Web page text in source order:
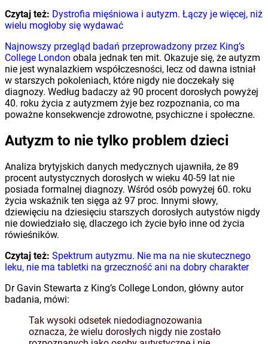
Czytaj też: Dystrofia mięśniowa i autyzm. Łączy je więcej, niż
wielu mogłoby się wydawać
Najnowszy przegląd badań przeprowadzony przez King’s
College London obala jednak ten mit. Okazuje się, że autyzm
nie jest wynalazkiem współczesności, lecz od dawna istniał
w starszych pokoleniach, które nigdy nie doczekały się
diagnozy. Według badaczy aż 90 procent dorosłych powyżej
40. roku życia z autyzmem żyje bez rozpoznania, co ma
poważne konsekwencje zdrowotne, psychiczne i społeczne.
Autyzm to nie tylko problem dzieci
Analiza brytyjskich danych medycznych ujawniła, że 89
procent autystycznych dorosłych w wieku 40-59 lat nie
posiada formalnej diagnozy. Wśród osób powyżej 60. roku
życia wskaźnik ten sięga aż 97 proc. Innymi słowy,
dziewięciu na dziesięciu starszych dorosłych autystów nigdy
nie dowiedziało się, dlaczego ich życie było inne od życia
rówieśników.
Czytaj też: Spektrum autyzmu. Nie ma na nie skutecznego
leku, nie ma tabletki na grzeczność ani na dobry charakter
Dr Gavin Stewarta z King’s College London, główny autor
badania, mówi:
Tak wysoki odsetek niedodiagnozowania
oznacza, że wielu dorosłych nigdy nie zostało